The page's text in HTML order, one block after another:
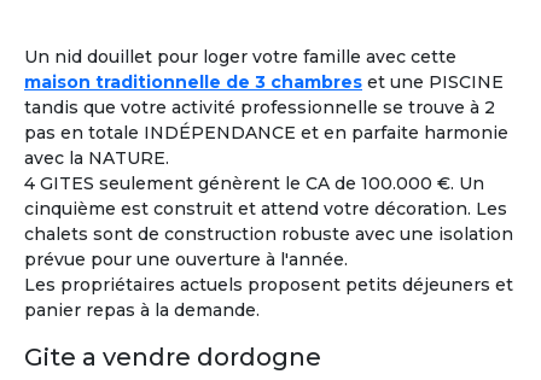
Un nid douillet pour loger votre famille avec cette
maison traditionnelle de 3 chambres et une PISCINE
tandis que votre activité professionnelle se trouve à 2
pas en totale INDÉPENDANCE et en parfaite harmonie
avec la NATURE.
4 GITES seulement génèrent le CA de 100.000 €. Un
cinquième est construit et attend votre décoration. Les
chalets sont de construction robuste avec une isolation
prévue pour une ouverture à l'année.
Les propriétaires actuels proposent petits déjeuners et
panier repas à la demande.
Gite a vendre dordogne
mois seulement.
Colouer Intégrer Habitat Partagé
Toulon France ± 30kms
Bonjour femme 60 ans dynamique
joyeuse recherche colocation